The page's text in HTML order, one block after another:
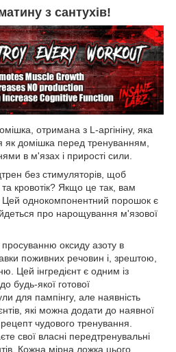
з сантухів!
отримана з L-аргініну, яка
як домішка перед тренуванням,
в м'язах і прирості сили.
без стимуляторів, щоб
кровотік? Якщо це так, вам
Цей однокомпонентний порошок є
про нарощування м'язової
оксиду азоту в
поживних речовин і, зрештою,
Цей інгредієнт є одним із
будь-якої готової
для пампінгу, але наявність
які можна додати до наявної
чудового тренування.
свої власні передтренувальні
Кожна мірна ложка цього